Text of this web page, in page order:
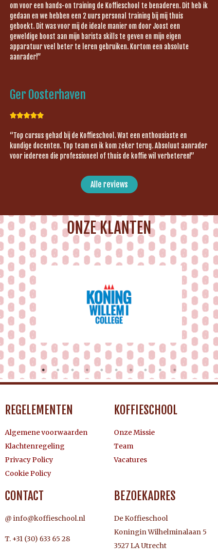
om voor een hands-on training de Koffieschool te benaderen. Dit heb ik
gedaan en we hebben een 2 uurs personal training bij mij thuis
geboekt. Dit was voor mij de ideale manier om door Joost een
geweldige boost aan mijn barista skills te geven en mijn eigen
apparatuur veel beter te leren gebruiken. Kortom een absolute
aanrader!”
Ger Oosterhaven

“Top cursus gehad bij de Koffieschool. Wat een enthousiaste en
kundige docenten. Top team en ik kom zeker terug. Absoluut aanrader
voor iedereen die professioneel of thuis de koffie wil verbeteren!”
Alle reviews
ONZE KLANTEN
REGELEMENTEN
Algemene voorwaarden
Klachtenregeling
Privacy Policy
Cookie Policy
KOFFIESCHOOL
Onze Missie
Team
Vacatures
CONTACT
@ info@koffieschool.nl
T. +31 (30) 633 65 28
BEZOEKADRES
De Koffieschool
Koningin Wilhelminalaan 5
3527 LA Utrecht